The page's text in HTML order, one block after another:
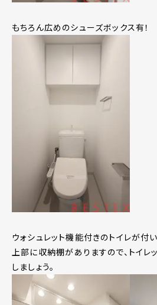
もちろん広めのシューズボックス有！
ウォシュレット機能付きのトイレが付い
上部に収納棚がありますので、トイ
しましょう。